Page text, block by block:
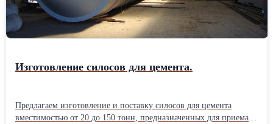
Изготовление силосов для цемента.
Предлагаем изготовление и поставку силосов для цемента
вместимостью от 20 до 150 тонн, предназначенных для приема